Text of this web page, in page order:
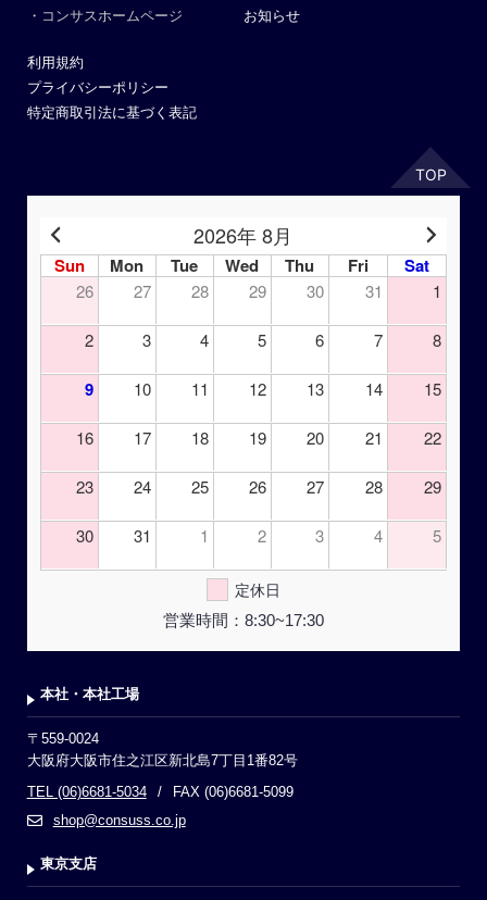
・コンサスホームページ
お知らせ
利用規約
プライバシーポリシー
特定商取引法に基づく表記
2026年 8月
Sun Mon Tue Wed Thu Fri Sat
26 27 28 29 30 31 1
2 3 4 5 6 7 8
9 10 11 12 13 14 15
16 17 18 19 20 21 22
23 24 25 26 27 28 29
30 31 1 2 3 4 5
定休日
営業時間：8:30~17:30
本社・本社工場
〒559-0024
大阪府大阪市住之江区新北島7丁目1番82号
TEL (06)6681-5034
FAX (06)6681-5099
shop@consuss.co.jp
東京支店
TOP